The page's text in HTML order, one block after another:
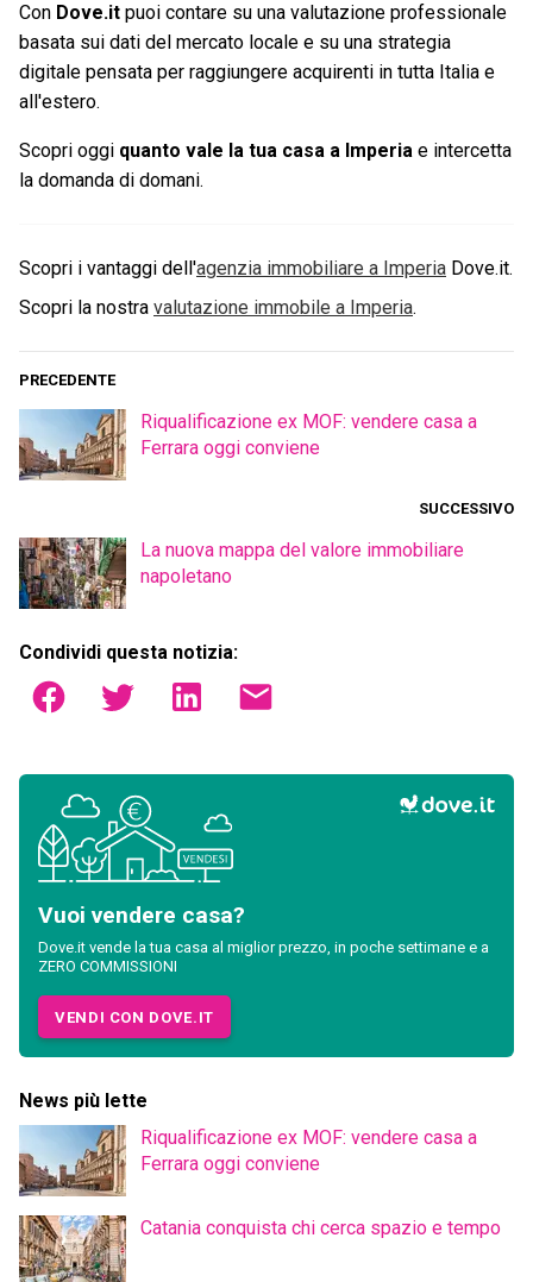
Con Dove.it puoi contare su una valutazione professionale
basata sui dati del mercato locale e su una strategia
digitale pensata per raggiungere acquirenti in tutta Italia e
all'estero.
Scopri oggi quanto vale la tua casa a Imperia e intercetta
la domanda di domani.
Scopri i vantaggi dell'agenzia immobiliare a Imperia Dove.it.
Scopri la nostra valutazione immobile a Imperia.
PRECEDENTE
Riqualificazione ex MOF: vendere casa a
Ferrara oggi conviene
SUCCESSIVO
La nuova mappa del valore immobiliare
napoletano
Condividi questa notizia:
Vuoi vendere casa?
Dove.it vende la tua casa al miglior prezzo, in poche settimane e a
ZERO COMMISSIONI
VENDI CON DOVE.IT
News più lette
Riqualificazione ex MOF: vendere casa a
Ferrara oggi conviene
Catania conquista chi cerca spazio e tempo